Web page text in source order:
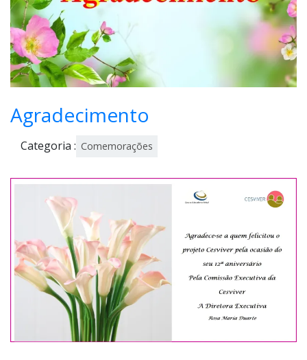
Agradecimento
Categoria : Comemorações